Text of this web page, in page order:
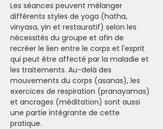
Les séances peuvent mélanger
différents styles de yoga (hatha,
vinyasa, yin et restauratif) selon les
nécessités du groupe et afin de
recréer le lien entre le corps et l'esprit
qui peut être affecté par la maladie et
les traitements. Au-delà des
mouvements du corps (asanas), les
exercices de respiration (pranayamas)
et ancrages (méditation) sont aussi
une partie intégrante de cette
pratique.